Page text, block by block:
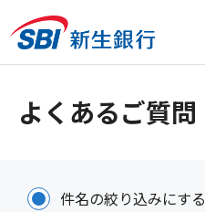
よくあるご質問
件名の絞り込みにする